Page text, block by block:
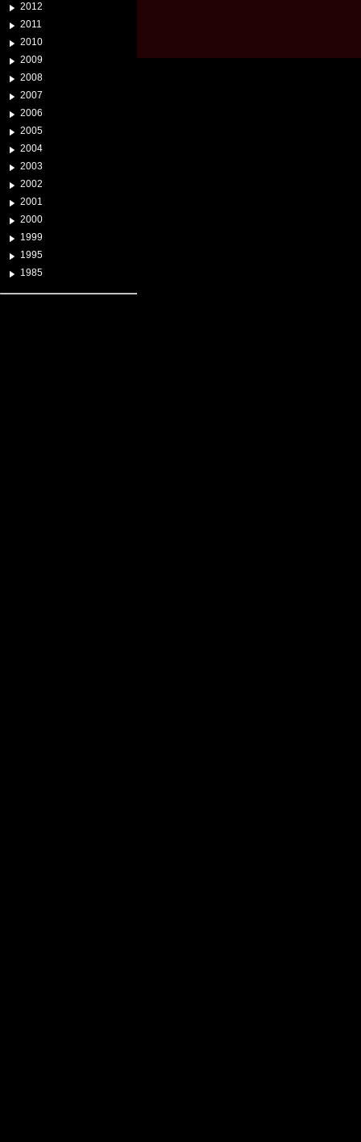
2012
2011
2010
2009
2008
2007
2006
2005
2004
2003
2002
2001
2000
1999
1995
1985